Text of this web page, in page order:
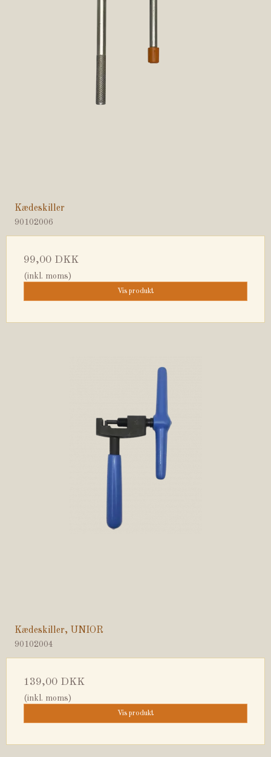
Kædeskiller
90102006
99,00 DKK
(inkl. moms)
Vis produkt
Kædeskiller, UNIOR
90102004
139,00 DKK
(inkl. moms)
Vis produkt